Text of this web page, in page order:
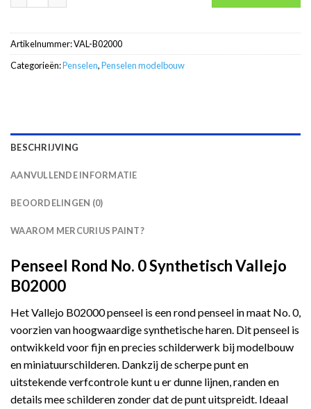
Artikelnummer:VAL-B02000
Categorieën:Penselen,Penselen modelbouw
BESCHRIJVING
AANVULLENDE INFORMATIE
BEOORDELINGEN (0)
WAAROM MERCURIUS PAINT?
Penseel Rond No. 0 Synthetisch Vallejo
B02000
Het Vallejo B02000 penseel is een rond penseel in maat No. 0,
voorzien van hoogwaardige synthetische haren. Dit penseel is
ontwikkeld voor fijn en precies schilderwerk bij modelbouw
en miniatuurschilderen. Dankzij de scherpe punt en
uitstekende verfcontrole kunt u er dunne lijnen, randen en
details mee schilderen zonder dat de punt uitspreidt. Ideaal